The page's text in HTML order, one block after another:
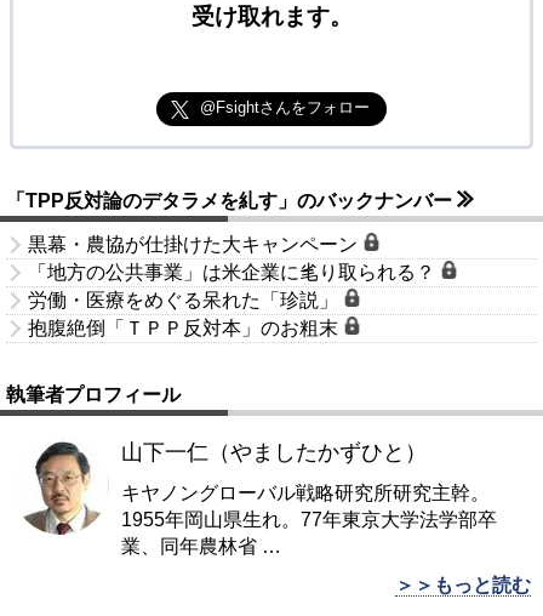
受け取れます。
@Fsightさんをフォロー
「TPP反対論のデタラメを糺す」のバックナンバー
黒幕・農協が仕掛けた大キャンペーン
「地方の公共事業」は米企業に毟り取られる？
労働・医療をめぐる呆れた「珍説」
抱腹絶倒「ＴＰＰ反対本」のお粗末
執筆者プロフィール
山下一仁（やましたかずひと）
キヤノングローバル戦略研究所研究主幹。
1955年岡山県生れ。77年東京大学法学部卒
業、同年農林省 …
＞＞もっと読む